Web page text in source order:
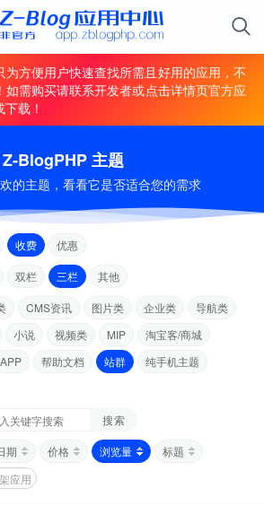
为方便用户快速查找所需且好用的应用，不
如需购买请联系开发者或点击详情页官方应
载！
Z-BlogPHP 主题
的主题，看看它是否适合您的需求
收费 优惠
双栏 三栏 其他
CMS资讯 图片类 企业类
导航类
小说 视频类 MIP
淘宝客/商城
APP 帮助文档 站群
纯手机主题
搜索
期 价格 浏览量
标题
应用